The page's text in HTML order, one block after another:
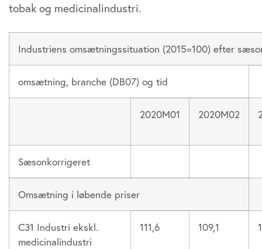
tobak og medicinalindustri.
Industriens omsætningssituation (2015=100) efter
omsætning, branche (DB07) og tid
2020M01 2020M02
Sæsonkorrigeret
Omsætning i løbende priser
C31 Industri ekskl.
medicinalindustri
111,6 109,1